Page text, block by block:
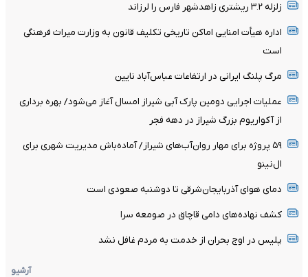
زلزله ۳.۲ ریشتری زاهدشهر فارس را لرزاند
اداره هیأت امنایی اماکن تاریخی تکلیف قانون به وزارت میراث فرهنگی
است
مرگ پلنگ ایرانی در ارتفاعات عباس‌آباد نایین
عملیات اجرایی دومین پارک آبی شیراز امسال آغاز می‌شود/ بهره برداری
از آکواریوم بزرگ شیراز در دهه فجر
۵۹ پروژه برای مهار روان‌آب‌های شیراز/ آماده‌باش مدیریت شهری برای
ال‌نینو
دمای هوای آذربایجان‌شرقی تا دوشنبه صعودی است
کشف نهاده‌های دامی قاچاق در صومعه سرا
پلیس در اوج بحران از خدمت به مردم غافل نشد
آرشیو